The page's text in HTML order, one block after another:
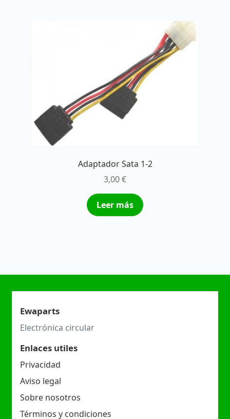
Adaptador Sata 1-2
3,00€
Leer más
Ewaparts
Electrónica circular
Enlaces utiles
Privacidad
Aviso legal
Sobre nosotros
Términos y condiciones